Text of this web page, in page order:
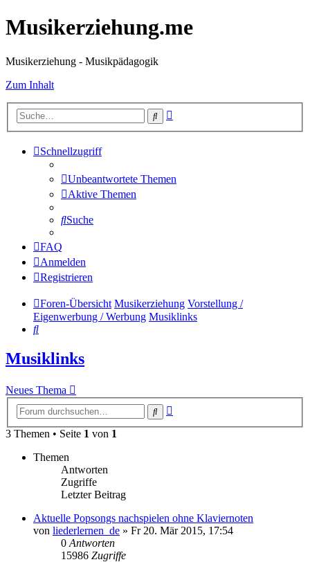
Musikerziehung.me
Musikerziehung - Musikpädagogik
Zum Inhalt
Suche
Schnellzugriff
Unbeantwortete Themen
Aktive Themen
Suche
FAQ
Anmelden
Registrieren
Foren-Übersicht Musikerziehung Vorstellung /
Eigenwerbung / Werbung Musiklinks
Suche
Musiklinks
Neues Thema
Suche
3 Themen • Seite 1 von 1
Themen
Antworten
Zugriffe
Letzter Beitrag
Aktuelle Popsongs nachspielen ohne Klaviernoten
von liederlernen_de » Fr 20. Mär 2015, 17:54
0 Antworten
15986 Zugriffe